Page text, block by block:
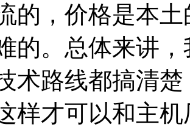
的，价格是本
的。总体来讲
术路线都搞清
样才可以和主